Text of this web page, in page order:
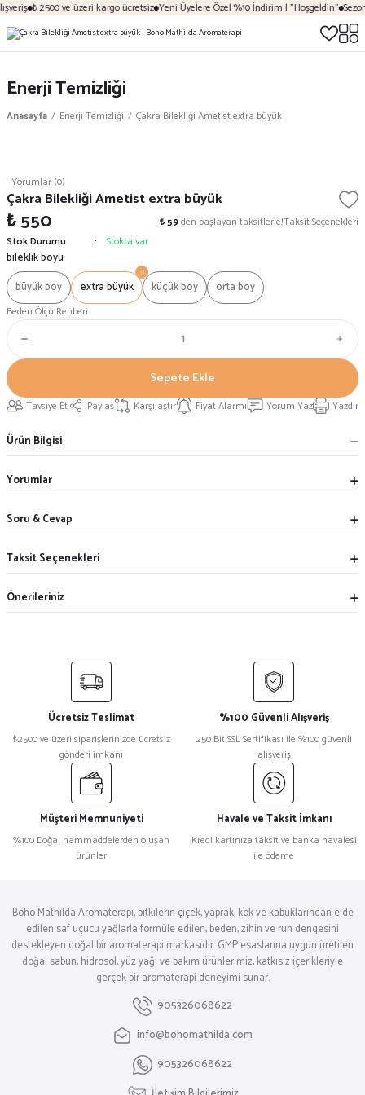
₺ 2500 ve üzeri kargo ücretsiz Yeni Üyelere Özel %10 İndirim | "Hoşgeldin"
Enerji Temizliği
Anasayfa Enerji Temizliği Çakra Bilekliği Ametist extra büyük
Yorumlar (0)
Çakra Bilekliği Ametist extra büyük
₺ 550 ₺ 59den başlayan taksitlerle!Taksit Seçenekleri
Stok Durumu
Stokta var
bileklik boyu
büyük boy
extra büyük küçük boy orta boy
Beden Ölçü Rehberi
Sepete Ekle
Tavsiye Et Paylaş Karşılaştır Fiyat Alarmı Yorum Yaz Yazdır
Ürün Bilgisi
Yorumlar
Soru & Cevap
Taksit Seçenekleri
Önerileriniz
Ücretsiz Teslimat
₺2500 ve üzeri siparişlerinizde ücretsiz
gönderi imkanı
%100 Güvenli Alışveriş
250 Bit SSL Sertifikası ile %100 güvenli
alışveriş
Müşteri Memnuniyeti
%100 Doğal hammaddelerden oluşan
ürünler
Havale ve Taksit İmkanı
Kredi kartınıza taksit ve banka havalesi
ile ödeme
Boho Mathilda Aromaterapi, bitkilerin çiçek, yaprak, kök ve kabuklarından elde
edilen saf uçucu yağlarla formüle edilen, beden, zihin ve ruh dengesini
destekleyen doğal bir aromaterapi markasıdır. GMP esaslarına uygun üretilen
doğal sabun, hidrosol, yüz yağı ve bakım ürünlerimiz, katkısız içerikleriyle
gerçek bir aromaterapi deneyimi sunar.
905326068622
info@bohomathilda.com
905326068622